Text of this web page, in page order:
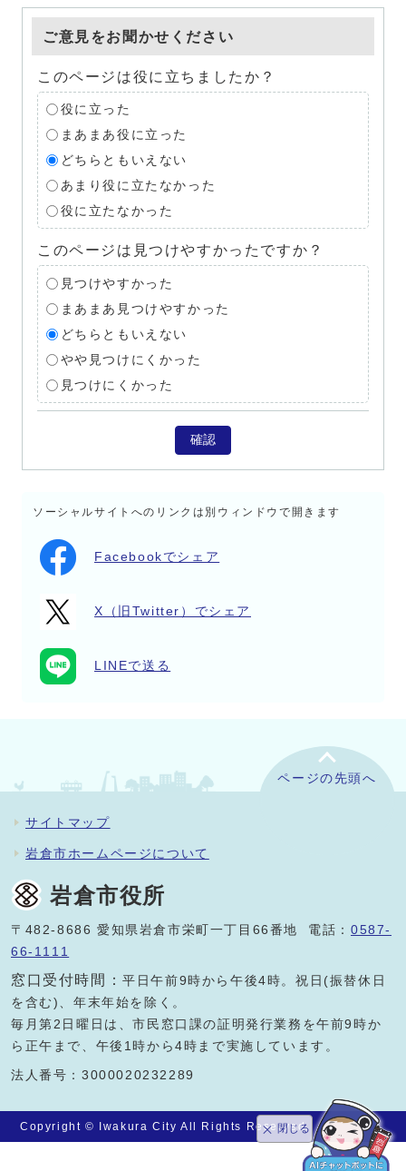
ご意見をお聞かせください
このページは役に立ちましたか？
役に立った
まあまあ役に立った
どちらともいえない
あまり役に立たなかった
役に立たなかった
このページは見つけやすかったですか？
見つけやすかった
まあまあ見つけやすかった
どちらともいえない
やや見つけにくかった
見つけにくかった
確認
ソーシャルサイトへのリンクは別ウィンドウで開きます
Facebookでシェア
X（旧Twitter）でシェア
LINEで送る
閉じる
ページの先頭へ
サイトマップ
岩倉市ホームページについて
岩倉市役所
〒482-8686 愛知県岩倉市栄町一丁目66番地 電話：0587-
66-1111
窓口受付時間：平日午前9時から午後4時。祝日(振替休日
を含む)、年末年始を除く。
毎月第2日曜日は、市民窓口課の証明発行業務を午前9時か
ら正午まで、午後1時から4時まで実施しています。
法人番号：3000020232289
Copyright © Iwakura City All Rights Reserved.